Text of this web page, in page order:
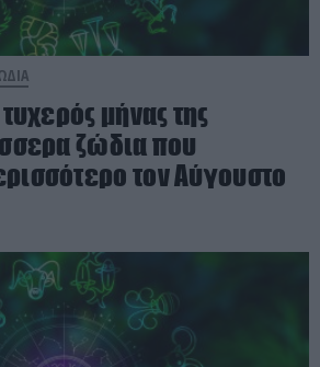
μήνας της
ζώδια που
τον Αύγουστο